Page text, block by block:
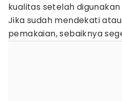
kualitas setelah
Jika sudah mendekati
pemakaian, sebaiknya